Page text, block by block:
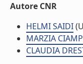
Autore CNR
HELMI SAIDI
MARZIA
CLAUDIA